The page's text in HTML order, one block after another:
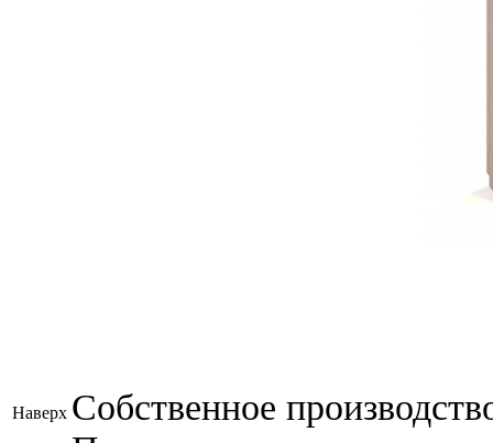
Наверх Собственное